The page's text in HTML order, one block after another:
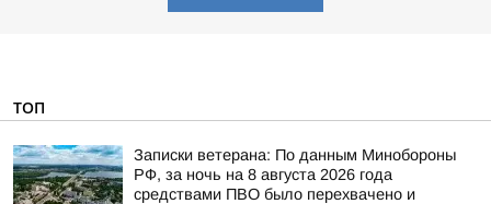
ТОП
Записки ветерана: По данным Минобороны
РФ, за ночь на 8 августа 2026 года
средствами ПВО было перехвачено и